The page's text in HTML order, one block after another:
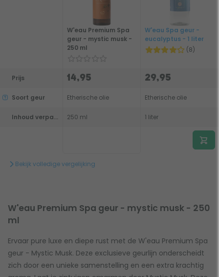
Prijs
Soort geur
Inhoud verpakking
W'eau Premium Spa
geur - mystic musk -
250 ml
14,95
Etherische olie
250 ml
W'eau Spa geur -
eucalyptus - 1 liter
(8)
29,95
Etherische olie
1 liter
Bekijk volledige vergelijking
W'eau Premium Spa geur - mystic musk - 250
ml
Ervaar pure luxe en diepe rust met de W'eau Premium Spa
geur - Mystic Musk. Deze exclusieve geurlijn onderscheidt
zich door een unieke samenstelling en een extra krachtig